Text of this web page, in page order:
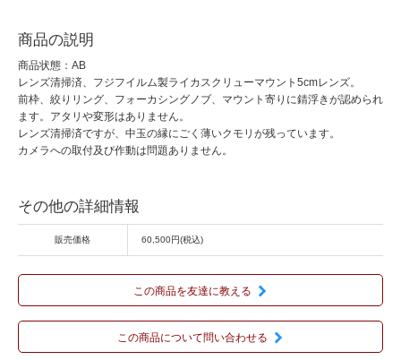
商品の説明
商品状態：AB
レンズ清掃済、フジフイルム製ライカスクリューマウント5cmレンズ。
前枠、絞りリング、フォーカシングノブ、マウント寄りに錆浮きが認められ
ます。アタリや変形はありません。
レンズ清掃済ですが、中玉の縁にごく薄いクモリが残っています。
カメラへの取付及び作動は問題ありません。
その他の詳細情報
販売価格 60,500円(税込)
この商品を友達に教える
この商品について問い合わせる